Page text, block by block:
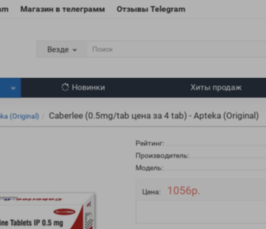
Магазин в телеграмм Отзывы Telegram
Везде
Новинки Хиты продаж
(Original) Caberlee (0.5mg/tab цена за 4 tab) - Apteka (Original)
Рейтинг:
Производитель:
Модель:
Цена: 1056р.